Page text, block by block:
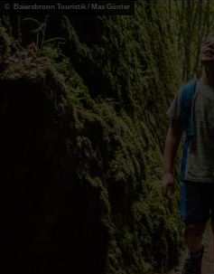
© Baiersbronn Touristik / Max Günter